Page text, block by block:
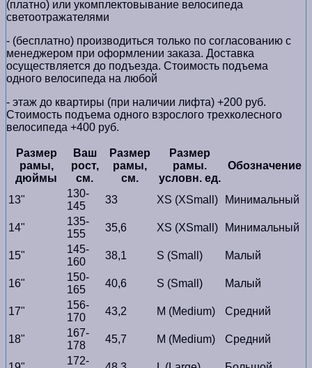
(платно) или укомплектовывание велосипеда
светоотражателями
- (бесплатно) производиться только по cогласованию с
менеджером при оформлении заказа. Доставка
осуществляется до подъезда. Стоимость подъема
одного велосипеда на любой
- этаж до квартиры (при наличии лифта) +200 руб.
Стоимость подъема одного взрослого трехколесного
велосипеда +400 руб.
Размер
рамы,
дюймы
Ваш
рост,
см.
Размер
рамы,
см.
Размер
рамы.
условн. ед.
Обозначение
13"
130-
145
33 XS (XSmall) Минимальный
14"
135-
155
35,6 XS (XSmall) Минимальный
15"
145-
160
38,1 S (Small) Малый
16"
150-
165
40,6 S (Small) Малый
17"
156-
170
43,2 M (Medium) Средний
18"
167-
178
45,7 M (Medium) Средний
172-